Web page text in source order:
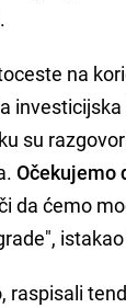
na
su
Očekujemo
da ćemo